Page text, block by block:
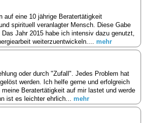
auf eine 10 jährige Beratertätigkeit
spirituell veranlagter Mensch. Diese Gabe
Jahr 2015 habe ich intensiv dazu genutzt,
weiterzuentwickeln.... mehr
oder durch "Zufall". Jedes Problem hat
werden. Ich helfe gerne und erfolgreich
Beratertätigkeit auf mir lastet und werde
ist es leichter ehrlich... mehr